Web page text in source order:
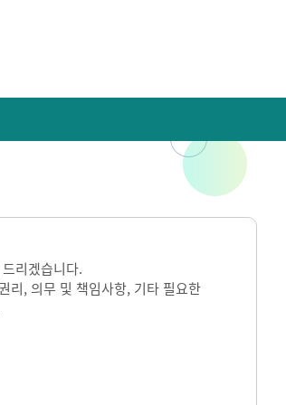
리겠습니다.
리, 의무 및 책임사항, 기타 필요한